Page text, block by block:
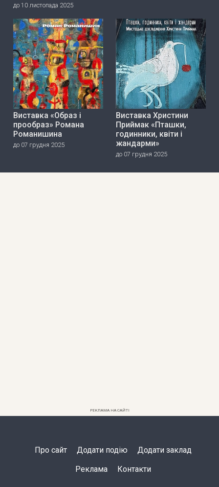
до 10 листопада 2025
Виставка «Образ і
прообраз» Романа
Романишина
до 07 грудня 2025
Виставка Христини
Приймак «Пташки,
годинники, квіти і
жандарми»
до 07 грудня 2025
РЕКЛАМА НА САЙТІ
Про сайт Додати подію Додати заклад
Реклама Контакти